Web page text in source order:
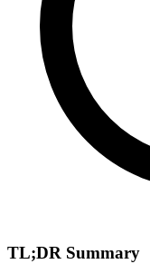
TL;DR Summary